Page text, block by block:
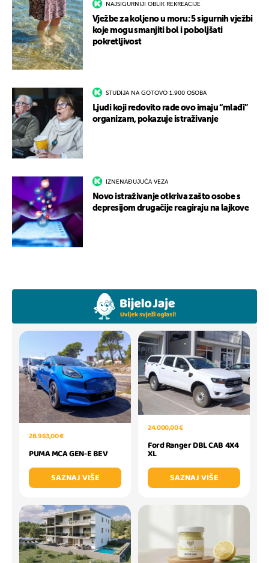
NAJSIGURNIJI OBLIK REKREACIJE
Vježbe za koljeno u moru: 5 sigurnih vježbi
koje mogu smanjiti bol i poboljšati
pokretljivost
STUDIJA NA GOTOVO 1.900 OSOBA
Ljudi koji redovito rade ovo imaju “mlađi”
organizam, pokazuje istraživanje
IZNENAĐUJUĆA VEZA
Novo istraživanje otkriva zašto osobe s
depresijom drugačije reagiraju na lajkove
28.963,00 €
PUMA MCA GEN-E BEV
SAZNAJ VIŠE
24.000,00 €
Ford Ranger DBL CAB 4X4
XL
SAZNAJ VIŠE